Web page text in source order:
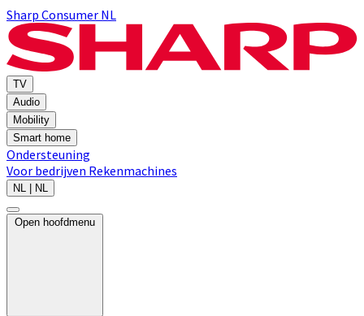
Sharp Consumer NL
TV
Audio
Mobility
Smart home
Ondersteuning
Voor bedrijven Rekenmachines
NL | NL
Open hoofdmenu